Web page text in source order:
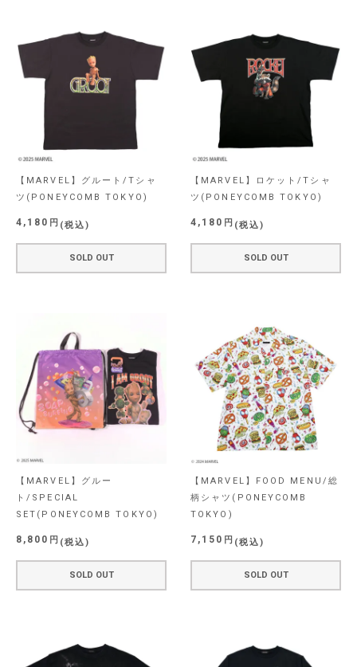
【MARVEL】グルート/Tシャ
ツ(PONEYCOMB TOKYO)
4,180 税込
SOLD OUT
【MARVEL】ロケット/Tシャ
ツ(PONEYCOMB TOKYO)
4,180 税込
SOLD OUT
【MARVEL】グルー
ト/SPECIAL
SET(PONEYCOMB TOKYO)
8,800 税込
SOLD OUT
【MARVEL】FOOD MENU/総
柄シャツ(PONEYCOMB
TOKYO)
7,150 税込
SOLD OUT